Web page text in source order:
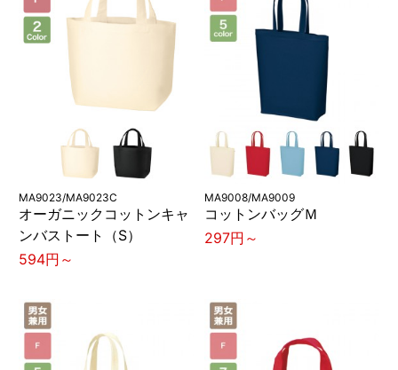
MA9023/MA9023C
オーガニックコットンキャ
ンバストート（S）
594円～
MA9008/MA9009
コットンバッグＭ
297円～